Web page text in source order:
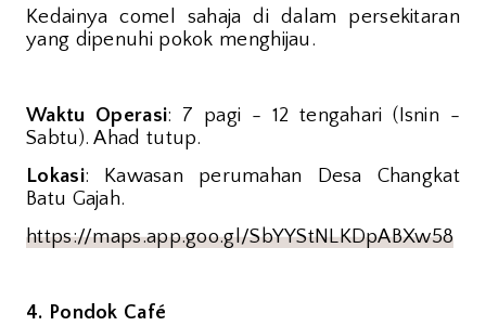
Kedainya comel sahaja di dalam persekitaran
yang dipenuhi pokok menghijau.
Waktu Operasi: 7 pagi - 12 tengahari (Isnin -
Sabtu). Ahad tutup.
Lokasi: Kawasan perumahan Desa Changkat
Batu Gajah.
https://maps.app.goo.gl/SbYYStNLKDpABXw58
4. Pondok Café